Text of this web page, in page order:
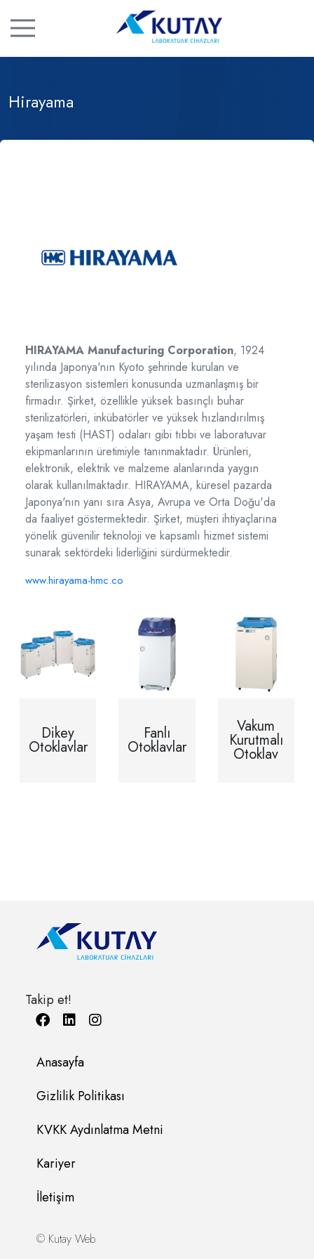
Hirayama
HIRAYAMA Manufacturing Corporation, 1924
yılında Japonya'nın Kyoto şehrinde kurulan ve
sterilizasyon sistemleri konusunda uzmanlaşmış bir
firmadır. Şirket, özellikle yüksek basınçlı buhar
sterilizatörleri, inkübatörler ve yüksek hızlandırılmış
yaşam testi (HAST) odaları gibi tıbbi ve laboratuvar
ekipmanlarının üretimiyle tanınmaktadır. Ürünleri,
elektronik, elektrik ve malzeme alanlarında yaygın
olarak kullanılmaktadır. HIRAYAMA, küresel pazarda
Japonya'nın yanı sıra Asya, Avrupa ve Orta Doğu'da
da faaliyet göstermektedir. Şirket, müşteri ihtiyaçlarına
yönelik güvenilir teknoloji ve kapsamlı hizmet sistemi
sunarak sektördeki liderliğini sürdürmektedir.
www.hirayama-hmc.co
Dikey
Otoklavlar
Fanlı
Otoklavlar
Vakum
Kurutmalı
Otoklav
Takip et!
Anasayfa
Gizlilik Politikası
KVKK Aydınlatma Metni
Kariyer
İletişim
© Kutay Web